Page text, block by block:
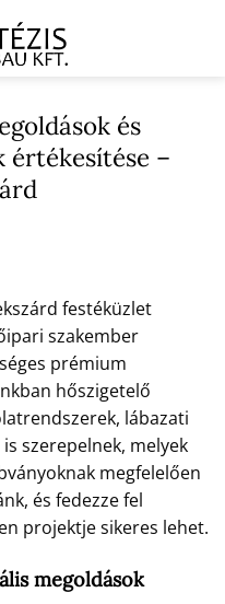
és
értékesítése –
festéküzlet
szakember
prémium
hőszigetelő
lábazati
is szerepelnek, melyek
megfelelően
és fedezze fel
projektje sikeres lehet.
megoldások